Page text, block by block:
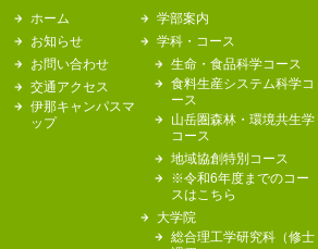
ホーム
お知らせ
お問い合わせ
交通アクセス
伊那キャンパスマ
ップ
学部案内
学科・コース
生命・食品科学コース
食料生産システム科学コ
ース
山岳圏森林・環境共生学
コース
地域協創特別コース
※令和6年度までのコー
スはこちら
大学院
総合理工学研究科（修士